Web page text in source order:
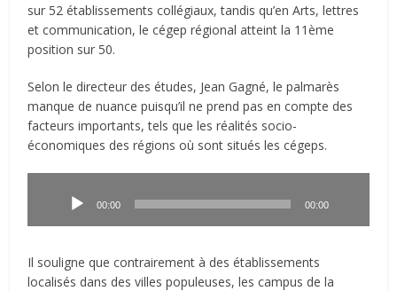
sur 52 établissements collégiaux, tandis qu’en Arts, lettres
et communication, le cégep régional atteint la 11ème
position sur 50.
Selon le directeur des études, Jean Gagné, le palmarès
manque de nuance puisqu’il ne prend pas en compte des
facteurs importants, tels que les réalités socio-
économiques des régions où sont situés les cégeps.
00:00 00:00
Il souligne que contrairement à des établissements
localisés dans des villes populeuses, les campus de la